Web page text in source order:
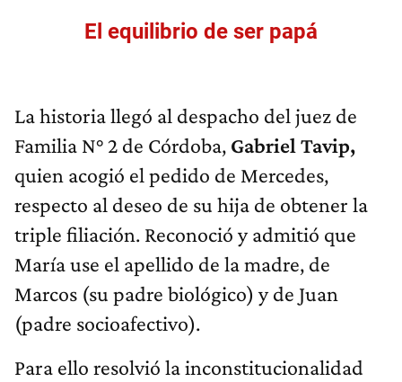
El equilibrio de ser papá
La historia llegó al despacho del juez de
Familia N° 2 de Córdoba, Gabriel Tavip,
quien acogió el pedido de Mercedes,
respecto al deseo de su hija de obtener la
triple filiación. Reconoció y admitió que
María use el apellido de la madre, de
Marcos (su padre biológico) y de Juan
(padre socioafectivo).
Para ello resolvió la inconstitucionalidad